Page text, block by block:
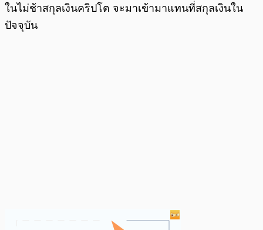
ในไม่ช้าสกุลเงินคริปโต จะมาเข้ามาแทนที่สกุลเงินใน
ปัจจุบัน